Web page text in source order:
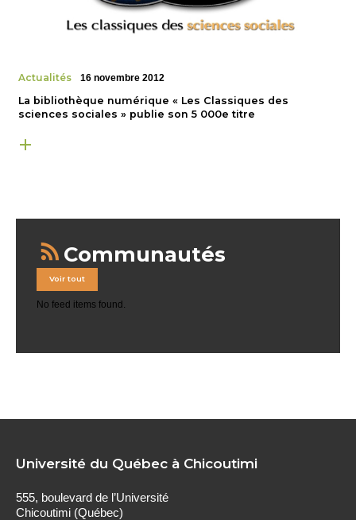
Actualités 16 novembre 2012
La bibliothèque numérique « Les Classiques des
sciences sociales » publie son 5 000e titre
Communautés
Voir tout
No feed items found.
Université du Québec à Chicoutimi
555, boulevard de l’Université
Chicoutimi (Québec)